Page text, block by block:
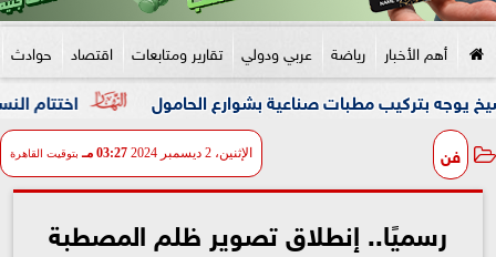
أهم الأخبار رياضة عربي ودولي تقارير ومتابعات اقتصاد حوادث
اختتام النسخة الثانية من منتدى مطبات صناعية بشوارع الحامول
فن الإثنين، 2 ديسمبر 2024 03:27 مـ بتوقيت القاهرة
رسميًا.. إنطلاق تصوير ظلم المصطبة